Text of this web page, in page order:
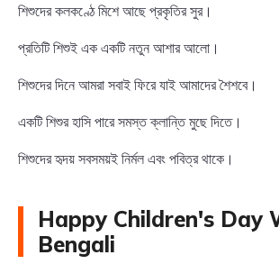
শিশুদের কলকণ্ঠে মিশে আছে প্রকৃতির সুর।
প্রতিটি শিশুই এক একটি নতুন আশার আলো।
শিশুদের দিনে আমরা সবাই ফিরে যাই আমাদের শৈশবে।
একটি শিশুর হাসি পারে সমস্ত ক্লান্তি মুছে দিতে।
শিশুদের হৃদয় সবসময়ই নির্মল এবং পবিত্র থাকে।
Happy Children's Day
Bengali